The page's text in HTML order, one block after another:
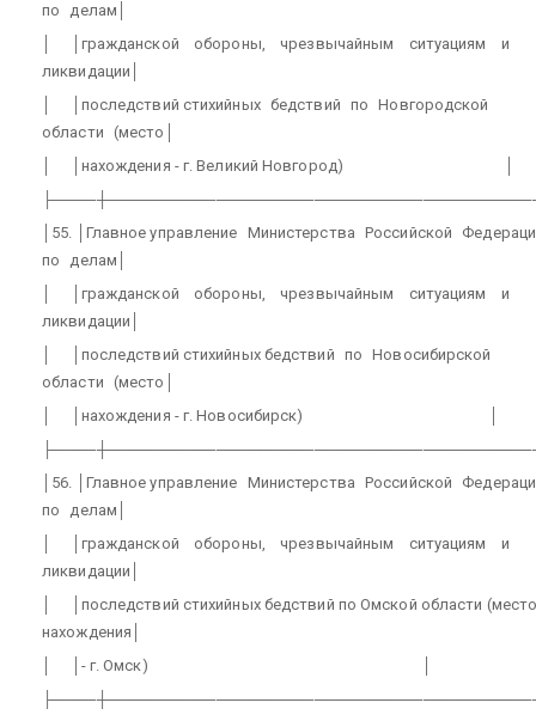
по
делам│
│гражданской обороны, чрезвычайным ситуациям
и
ликвидации│
│последствий стихийных бедствий по
Новгородской
области (место│
│нахождения - г. Великий Новгород)
│55. │Главное управление Министерства Российской
по
делам│
│гражданской обороны, чрезвычайным ситуациям
и
ликвидации│
│последствий стихийных бедствий по
Новосибирской
области (место│
│нахождения - г. Новосибирск)
│56. │Главное управление Министерства Российской
по
делам│
│гражданской обороны, чрезвычайным ситуациям
и
ликвидации│
│последствий стихийных бедствий по Омской области
нахождения│
│- г. Омск)